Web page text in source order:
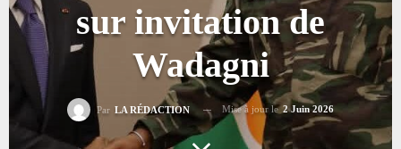
sur invitation de
Wadagni
Par LA RÉDACTION Mise à jour le2 Juin 2026